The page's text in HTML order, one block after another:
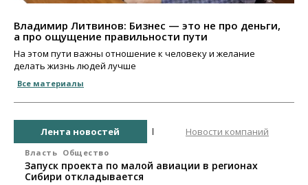
Владимир Литвинов: Бизнес — это не про деньги,
а про ощущение правильности пути
На этом пути важны отношение к человеку и желание
делать жизнь людей лучше
Все материалы
Лента новостей Новости компаний
Власть Общество
Запуск проекта по малой авиации в регионах
Сибири откладывается